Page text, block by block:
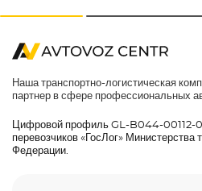
Наша транспортно-логистическая
партнер в сфере профессиональных
Цифровой профиль GL-B044-00112-
перевозчиков «ГосЛог» Министерства
Федерации.